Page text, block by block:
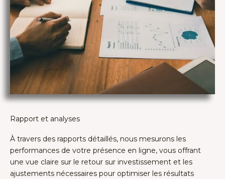
Rapport et analyses
À travers des rapports détaillés, nous mesurons les
performances de votre présence en ligne, vous offrant
une vue claire sur le retour sur investissement et les
ajustements nécessaires pour optimiser les résultats